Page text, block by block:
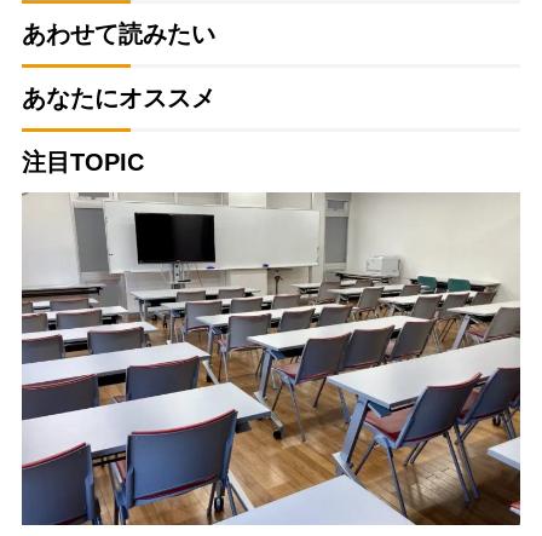
あわせて読みたい
あなたにオススメ
注目TOPIC